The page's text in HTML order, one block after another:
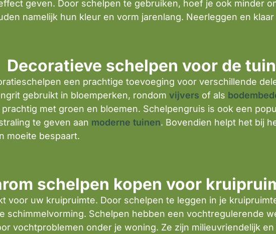
geven. Door schelpen te gebruiken, hoef je ook minder
namelijk hun kleur en vorm jarenlang. Neerleggen en klaar
Decoratieve schelpen voor de tuin
een prachtige toevoeging voor verschillende
gebruikt in bloemperken, rondom vijvers of als
met groen en bloemen. Schelpengruis is ook een
te geven aan moderne tuinen. Bovendien helpt het bij
moeite bespaart.
schelpen kopen voor
voor uw kruipruimte. Door schelpen te leggen in je
schimmelvorming. Schelpen hebben een vochtregulerende
vochtproblemen onder je woning. Ze zijn milieuvriendelijk